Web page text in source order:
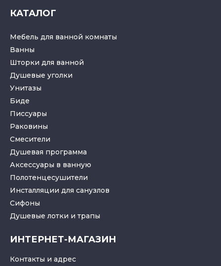
КАТАЛОГ
Мебель для ванной комнаты
Ванны
Шторки для ванной
Душевые уголки
Унитазы
Биде
Писсуары
Раковины
Смесители
Душевая программа
Аксессуары в ванную
Полотенцесушители
Инсталляции для санузлов
Cифоны
Душевые лотки и трапы
ИНТЕРНЕТ-МАГАЗИН
Контакты и адрес